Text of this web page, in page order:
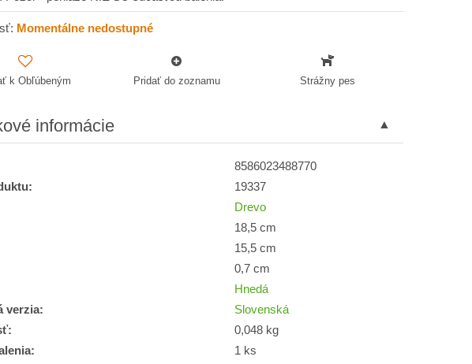
Momentálne nedostupné
k Obľúbeným Pridať do zoznamu Strážny pes
informácie
8586023488770
19337
Drevo
18,5 cm
15,5 cm
0,7 cm
Hnedá
verzia:
Slovenská
0,048 kg
1 ks